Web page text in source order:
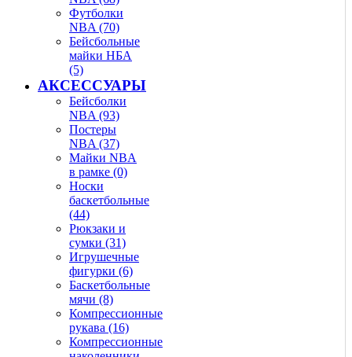
Футболки
NBA (70)
Бейсбольные
майки НБА
(5)
АКСЕССУАРЫ
Бейсболки
NBA (93)
Постеры
NBA (37)
Майки NBA
в рамке (0)
Носки
баскетбольные
(44)
Рюкзаки и
сумки (31)
Игрушечные
фигурки (6)
Баскетбольные
мячи (8)
Компрессионные
рукава (16)
Компрессионные